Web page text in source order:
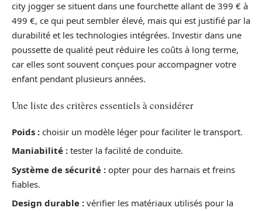
city jogger se situent dans une fourchette allant de 399 € à
499 €, ce qui peut sembler élevé, mais qui est justifié par la
durabilité et les technologies intégrées. Investir dans une
poussette de qualité peut réduire les coûts à long terme,
car elles sont souvent conçues pour accompagner votre
enfant pendant plusieurs années.
Une liste des critères essentiels à considérer
Poids : choisir un modèle léger pour faciliter le transport.
Maniabilité : tester la facilité de conduite.
Système de sécurité : opter pour des harnais et freins
fiables.
Design durable : vérifier les matériaux utilisés pour la